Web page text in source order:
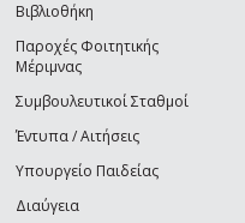
mail)
Βιβλιοθήκη
Παροχές Φοιτητικής
Μέριμνας
Συμβουλευτικοί Σταθμοί
Έντυπα / Αιτήσεις
Υπουργείο Παιδείας
Διαύγεια